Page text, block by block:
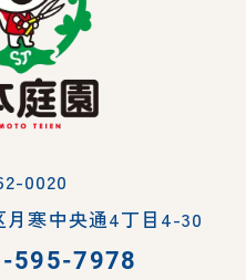
0020
月寒中央通4丁目4-30
595-7978